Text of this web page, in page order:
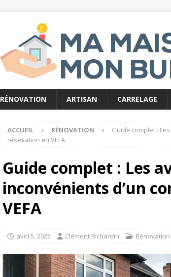
RÉNOVATION ARTISAN CARRELAGE
ACCUEIL RÉNOVATION
Guide complet :
résevation en VEFA
Guide complet : Les
inconvénients d’un
VEFA
avril 5, 2025 Clément Richardin Rénovation